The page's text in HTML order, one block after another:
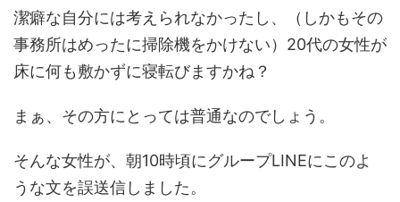
潔癖な自分には考えられなかったし、（しかもその
事務所はめったに掃除機をかけない）20代の女性が
床に何も敷かずに寝転びますかね？
まぁ、その方にとっては普通なのでしょう。
そんな女性が、朝10時頃にグループLINEにこのよ
うな文を誤送信しました。